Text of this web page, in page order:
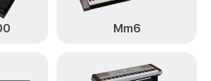
ПО) DGX-620
от 1000₽
от 2000₽
Mm6